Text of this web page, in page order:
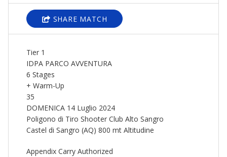
SHARE MATCH
Tier 1
IDPA PARCO AVVENTURA
6 Stages
+ Warm-Up
35
DOMENICA 14 Luglio 2024
Poligono di Tiro Shooter Club Alto Sangro
Castel di Sangro (AQ) 800 mt Altitudine
Appendix Carry Authorized